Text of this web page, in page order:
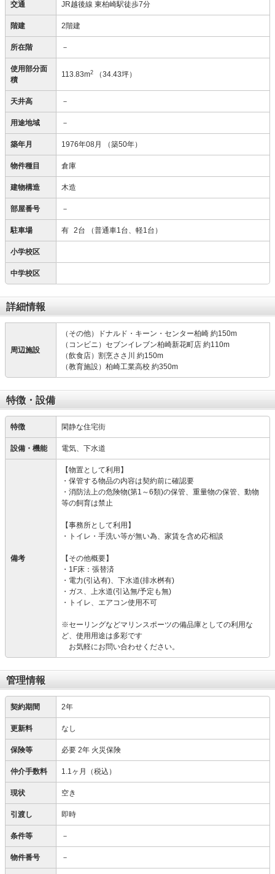
交通 JR越後線 東柏崎駅徒歩7分
階建 2階建
所在階 －
使用部分面
積
113.83m2 （34.43坪）
天井高 －
用途地域 －
築年月 1976年08月 （築50年）
物件種目 倉庫
建物構造 木造
部屋番号 －
駐車場 有 2台 （普通車1台、軽1台）
小学校区
中学校区
詳細情報
周辺施設
（その他）ドナルド・キーン・センター柏崎 約150m
（コンビニ）セブンイレブン柏崎新花町店 約110m
（飲食店）割烹ささ川 約150m
（教育施設）柏崎工業高校 約350m
特徴・設備
特徴 閑静な住宅街
設備・機能 電気、下水道
備考
【物置として利用】
・保管する物品の内容は契約前に確認要
・消防法上の危険物(第1～6類)の保管、重量物の保管、動物
等の飼育は禁止
【事務所として利用】
・トイレ・手洗い等が無い為、家賃を含め応相談
【その他概要】
・1F床：張替済
・電力(引込有)、下水道(排水桝有)
・ガス、上水道(引込無/予定も無)
・トイレ、エアコン使用不可
※セーリングなどマリンスポーツの備品庫としての利用な
ど、使用用途は多彩です
お気軽にお問い合わせください。
管理情報
契約期間 2年
更新料 なし
保険等 必要 2年 火災保険
仲介手数料 1.1ヶ月（税込）
現状 空き
引渡し 即時
条件等 －
物件番号 －